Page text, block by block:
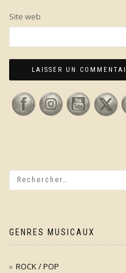
Site web
GENRES MUSICAUX
ROCK / POP